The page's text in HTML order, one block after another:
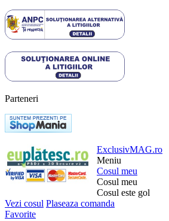
Parteneri
ExclusivMAG.ro
Meniu
Cosul meu
Cosul meu
Cosul este gol
Vezi cosul Plaseaza comanda
Favorite